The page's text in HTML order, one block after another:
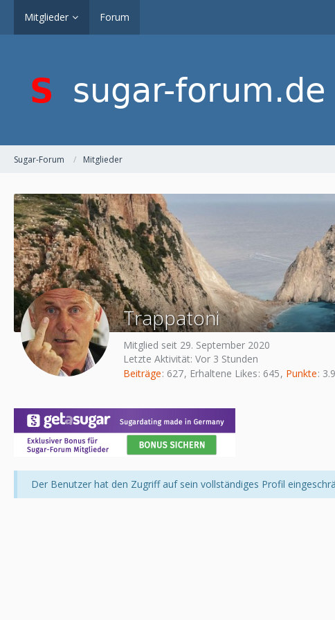
Mitglieder Forum
Sugar-Forum Mitglieder
Trappatoni
Mitglied seit 29. September 2020
Letzte Aktivität: Vor 3 Stunden
Beiträge 627 Erhaltene Likes 645 Punkte
Der Benutzer hat den Zugriff auf sein vollständiges Profil